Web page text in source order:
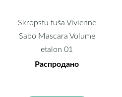
Skropstu tuša Vivienne
Sabo Mascara Volume
etalon 01
Распродано